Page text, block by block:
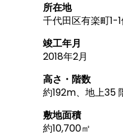
所在地
千代田区有楽町1-
竣工年月
2018年2月
高さ・階数
約192m、地上35
敷地面積
約10,700㎡